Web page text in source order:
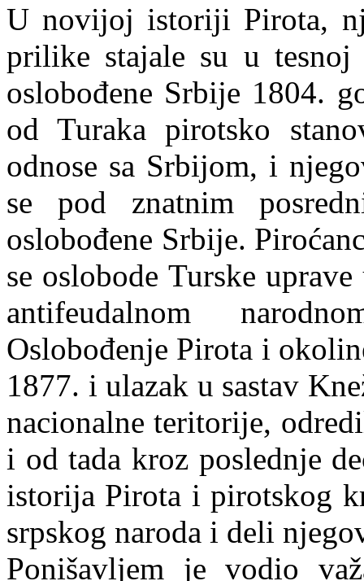
U novijoj istoriji Pirota,
prilike stajale su u
oslobođene Srbije 1804.
od Turaka pirotsko
odnose sa Srbijom, i
se pod znatnim
oslobođene Srbije.
se oslobode Turske
antifeudalnom
Oslobođenje Pirota i
1877. i ulazak u sastav
nacionalne teritorije,
i od tada kroz poslednje
istorija Pirota i pirotskog
srpskog naroda i deli
Ponišavljem je vodio